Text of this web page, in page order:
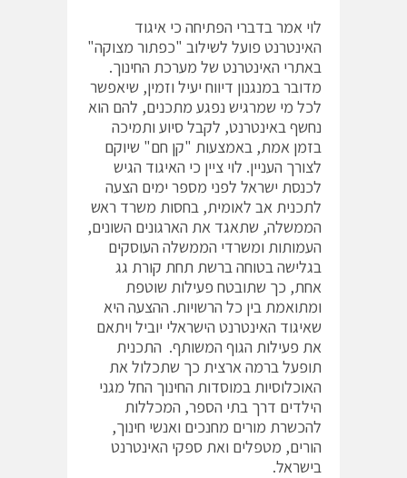
לוי אמר בדברי הפתיחה כי איגוד
האינטרנט פועל לשילוב "כפתור מצוקה"
באתרי האינטרנט של מערכת החינוך.
מדובר במנגנון דיווח יעיל וזמין, שיאפשר
לכל מי שמרגיש נפגע מתכנים, להם הוא
נחשף באינטרנט, לקבל סיוע ותמיכה
בזמן אמת, באמצעות "קן חם" שיוקם
לצורך העניין. לוי ציין כי האיגוד הגיש
לכנסת ישראל לפני מספר ימים הצעה
לתכנית אב לאומית, בחסות משרד ראש
הממשלה, שתאגד את הארגונים השונים,
העמותות ומשרדי הממשלה העוסקים
בגלישה בטוחה ברשת תחת קורת גג
אחת, כך שתובטח פעילות שוטפת
ומתואמת בין כל הרשויות. ההצעה היא
שאיגוד האינטרנט הישראלי יוביל ויתאם
את פעילות הגוף המשותף. התכנית
תופעל ברמה ארצית כך שתכלול את
האוכלוסיות במוסדות החינוך החל מגני
הילדים דרך בתי הספר, המכללות
להכשרת מורים מחנכים ואנשי חינוך,
הורים, מטפלים ואת ספקי האינטרנט
בישראל.